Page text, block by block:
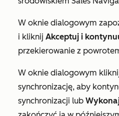
W oknie dialogowym
i kliknij Akceptuj i
przekierowanie z
W oknie dialogowym
synchronizację, aby
synchronizacji lub